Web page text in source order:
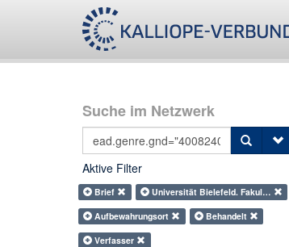
Suche im Netzwerk
Aktive Filter
Brief
Universität Bielefeld. Fakul…
Aufbewahrungsort
Behandelt
Verfasser